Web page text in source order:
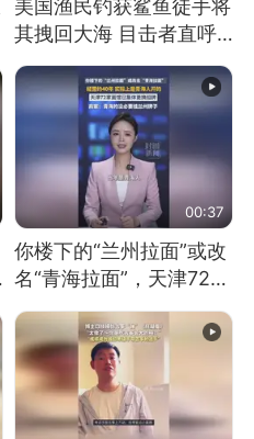
美国渔民钓获鲨鱼徒手将
其拽回大海 目击者直呼
震惊 （视频来源：参考
消息）
00:37
你楼下的“兰州拉面”或改
名“青海拉面”，天津72家
面馆已集体更换招牌